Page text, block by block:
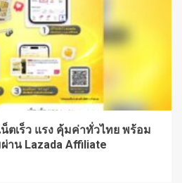
ตเร็ว แรง คุ้มค่าทั่วไทย พร้อม
าน Lazada Affiliate